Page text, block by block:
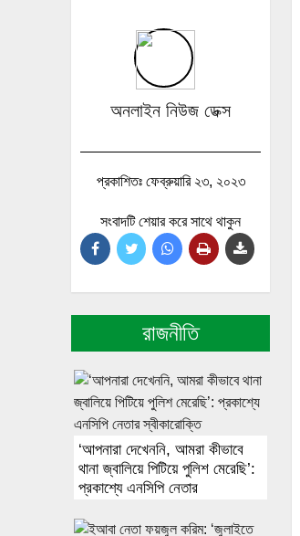
অনলাইন নিউজ ডেক্স
প্রকাশিতঃ ফেব্রুয়ারি ২৩, ২০২৩
সংবাদটি শেয়ার করে সাথে থাকুন
রাজনীতি
‘আপনারা দেখেননি, আমরা কীভাবে
থানা জ্বালিয়ে পিটিয়ে পুলিশ মেরেছি’:
প্রকাশ্যে এনসিপি নেতার